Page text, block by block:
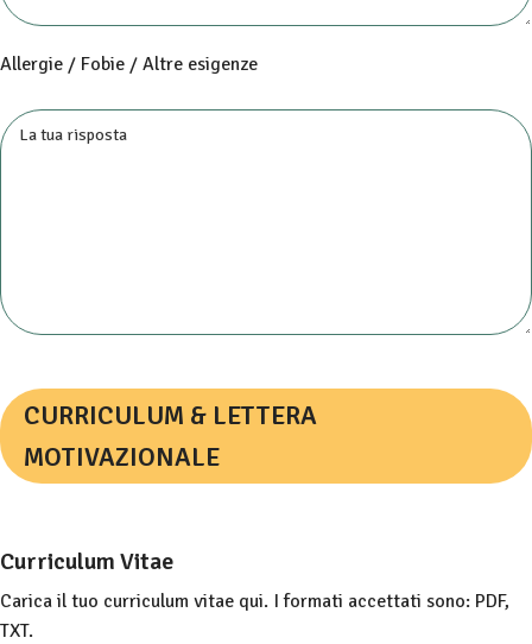
Allergie / Fobie / Altre esigenze
CURRICULUM & LETTERA
MOTIVAZIONALE
Curriculum Vitae
Carica il tuo curriculum vitae qui. I formati accettati sono: PDF,
TXT.